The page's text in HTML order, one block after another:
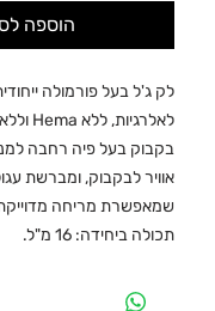
הוספה
לק ג'ל בעל פורמולה
לאלרגיות, ללא Hema וללא T.P.O
בקבוק בעל פיה רחבה
אוויר לבקבוק, ומברשת
שמאפשרת מריחה
תכולה ביחידה: 16 מ"ל.